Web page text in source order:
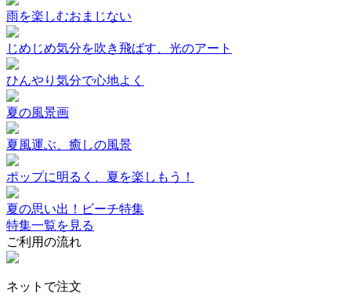
雨を楽しむおまじない
じめじめ気分を吹き飛ばす、光のアート
ひんやり気分で心地よく
夏の風景画
夏風運ぶ、癒しの風景
ポップに明るく、夏を楽しもう！
夏の思い出！ビーチ特集
特集一覧を見る
ご利用の流れ
ネットで注文